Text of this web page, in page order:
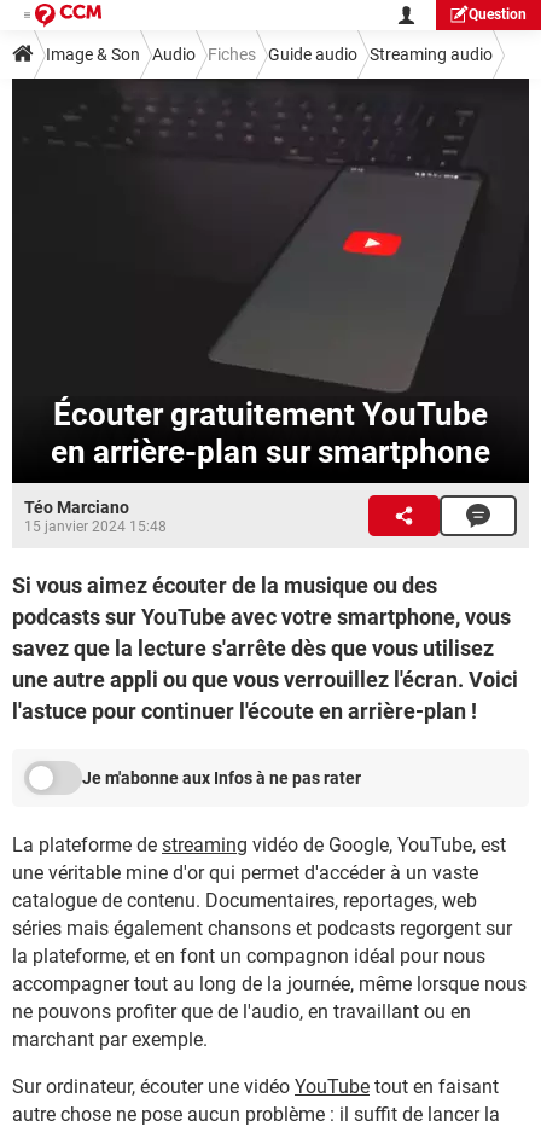
Question
Image & Son Audio Fiches Guide audio Streaming audio
Écouter gratuitement YouTube
en arrière-plan sur smartphone
Téo Marciano
15 janvier 2024 15:48
Si vous aimez écouter de la musique ou des
podcasts sur YouTube avec votre smartphone, vous
savez que la lecture s'arrête dès que vous utilisez
une autre appli ou que vous verrouillez l'écran. Voici
l'astuce pour continuer l'écoute en arrière-plan !
Je m'abonne aux Infos à ne pas rater
La plateforme de streaming vidéo de Google, YouTube, est
une véritable mine d'or qui permet d'accéder à un vaste
catalogue de contenu. Documentaires, reportages, web
séries mais également chansons et podcasts regorgent sur
la plateforme, et en font un compagnon idéal pour nous
accompagner tout au long de la journée, même lorsque nous
ne pouvons profiter que de l'audio, en travaillant ou en
marchant par exemple.
Sur ordinateur, écouter une vidéo YouTube tout en faisant
autre chose ne pose aucun problème : il suffit de lancer la